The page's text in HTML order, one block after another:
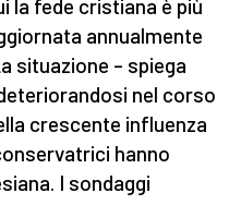
la fede cristiana è più
annualmente
situazione – spiega
nel corso
crescente influenza
hanno
I sondaggi